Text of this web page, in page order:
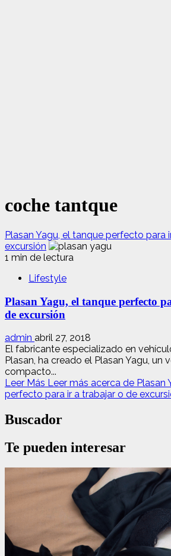
coche tantque
Plasan Yagu, el tanque perfecto para
excursión
1 min de lectura
Lifestyle
Plasan Yagu, el tanque perfecto
de excursión
admin abril 27, 2018
El fabricante especializado en
Plasan, ha creado el Plasan Yagu, un
compacto...
Leer Más Leer más acerca de Plasan
perfecto para ir a trabajar o de
Buscador
Te pueden interesar